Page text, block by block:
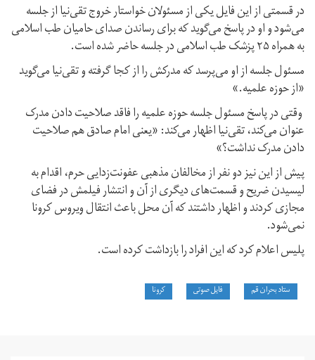
در قسمتی از این فایل یکی از مسئولان خواستار خروج تقی‌نیا از جلسه
می‌شود و او در پاسخ می‌گوید که برای رساندن صدای حامیان طب اسلامی
به همراه ۲۵ پزشک طب اسلامی در جلسه حاضر شده است.
مسئول جلسه از او می‌پرسد که مدرکش را از کجا گرفته و تقی‌نیا می‌گوید
«از حوزه علمیه.»
وقتی در پاسخ مسئول جلسه حوزه علمیه را فاقد صلاحیت دادن مدرک
عنوان می‌کند،‌ تقی‌نیا اظهار می‌کند: «یعنی امام صادق هم صلاحیت
دادن مدرک نداشت؟»
پیش از این نیز دو نفر از مخالفان مذهبی عفونت‌زدایی حرم، اقدام به
لیسیدن ضریح و قسمت‌های دیگری از آن و انتشار فیلمش در فضای
مجازی کردند و اظهار داشتند که آن محل باعث انتقال ویروس کرونا
نمی‌شود.
پلیس اعلام کرد که این افراد را بازداشت کرده است.
ستاد بحران قم فایل صوتی کرونا